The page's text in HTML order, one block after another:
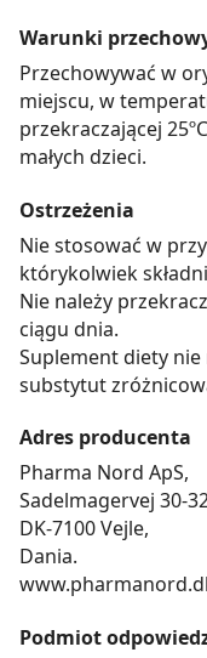
Warunki
Przechowywać w
miejscu, w
przekraczającej
małych dzieci.
Ostrzeżenia
Nie stosować w
którykolwiek
Nie należy
ciągu dnia.
Suplement diety
substytut
Adres producenta
Pharma Nord ApS,
Sadelmagervej 30-
DK-7100 Vejle,
Dania.
Podmiot